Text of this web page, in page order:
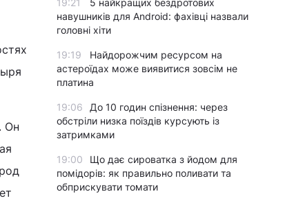
Он
19:21
5 найкращих бездротових
навушників для Android: фахівці назвали
головні хіти
19:19
Найдорожчим ресурсом на
астероїдах може виявитися зовсім не
платина
19:06
До 10 годин спізнення: через
обстріли низка поїздів курсують із
затримками
19:00
Що дає сироватка з йодом для
помідорів: як правильно поливати та
обприскувати томати